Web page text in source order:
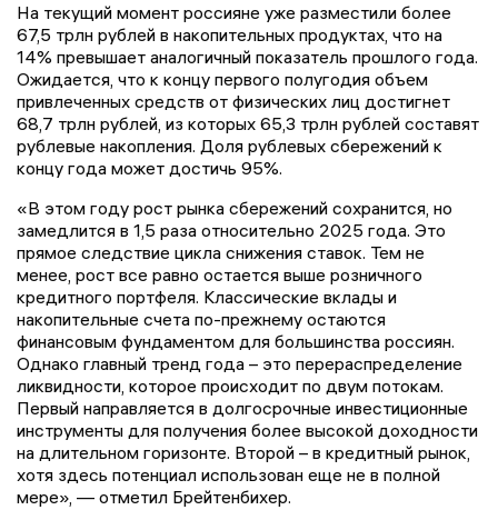
На текущий момент россияне уже разместили более
67,5 трлн рублей в накопительных продуктах, что на
14% превышает аналогичный показатель прошлого года.
Ожидается, что к концу первого полугодия объем
привлеченных средств от физических лиц достигнет
68,7 трлн рублей, из которых 65,3 трлн рублей составят
рублевые накопления. Доля рублевых сбережений к
концу года может достичь 95%.
«В этом году рост рынка сбережений сохранится, но
замедлится в 1,5 раза относительно 2025 года. Это
прямое следствие цикла снижения ставок. Тем не
менее, рост все равно остается выше розничного
кредитного портфеля. Классические вклады и
накопительные счета по-прежнему остаются
финансовым фундаментом для большинства россиян.
Однако главный тренд года – это перераспределение
ликвидности, которое происходит по двум потокам.
Первый направляется в долгосрочные инвестиционные
инструменты для получения более высокой доходности
на длительном горизонте. Второй – в кредитный рынок,
хотя здесь потенциал использован еще не в полной
мере», — отметил Брейтенбихер.